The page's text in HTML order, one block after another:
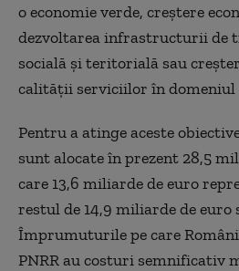
o economie verde, creștere
dezvoltarea infrastructurii de
socială și teritorială sau
calității serviciilor în domeniul
Pentru a atinge aceste
sunt alocate în prezent 28,5
care 13,6 miliarde de euro
restul de 14,9 miliarde de
Împrumuturile pe care
PNRR au costuri semnificativ